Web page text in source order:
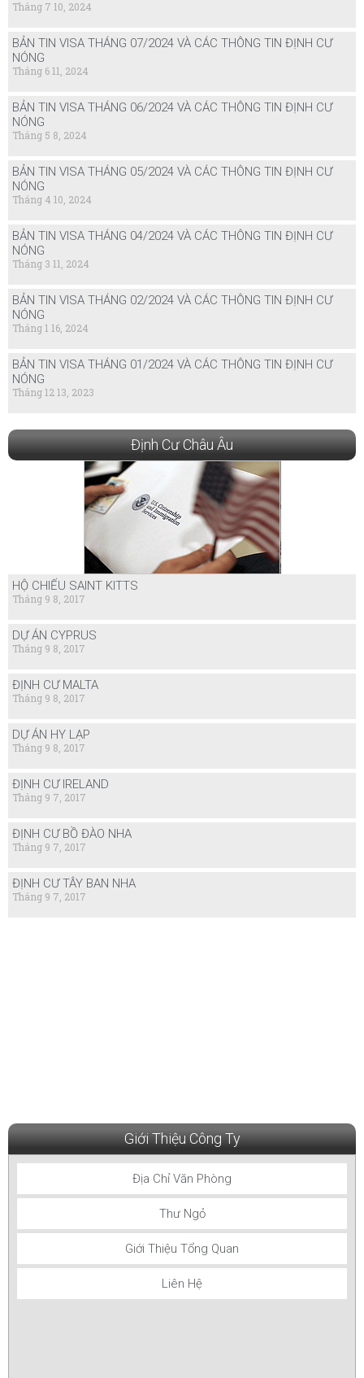
Tháng 7 10, 2024
BẢN TIN VISA THÁNG 07/2024 VÀ CÁC THÔNG TIN ĐỊNH CƯ
NÓNG
Tháng 6 11, 2024
BẢN TIN VISA THÁNG 06/2024 VÀ CÁC THÔNG TIN ĐỊNH CƯ
NÓNG
Tháng 5 8, 2024
BẢN TIN VISA THÁNG 05/2024 VÀ CÁC THÔNG TIN ĐỊNH CƯ
NÓNG
Tháng 4 10, 2024
BẢN TIN VISA THÁNG 04/2024 VÀ CÁC THÔNG TIN ĐỊNH CƯ
NÓNG
Tháng 3 11, 2024
BẢN TIN VISA THÁNG 02/2024 VÀ CÁC THÔNG TIN ĐỊNH CƯ
NÓNG
Tháng 1 16, 2024
BẢN TIN VISA THÁNG 01/2024 VÀ CÁC THÔNG TIN ĐỊNH CƯ
NÓNG
Tháng 12 13, 2023
Định Cư Châu Âu
HỘ CHIẾU SAINT KITTS
Tháng 9 8, 2017
DỰ ÁN CYPRUS
Tháng 9 8, 2017
ĐỊNH CƯ MALTA
Tháng 9 8, 2017
DỰ ÁN HY LẠP
Tháng 9 8, 2017
ĐỊNH CƯ IRELAND
Tháng 9 7, 2017
ĐỊNH CƯ BỒ ĐÀO NHA
Tháng 9 7, 2017
ĐỊNH CƯ TÂY BAN NHA
Tháng 9 7, 2017
Giới Thiệu Công Ty
Địa Chỉ Văn Phòng
Thư Ngỏ
Giới Thiệu Tổng Quan
Liên Hệ